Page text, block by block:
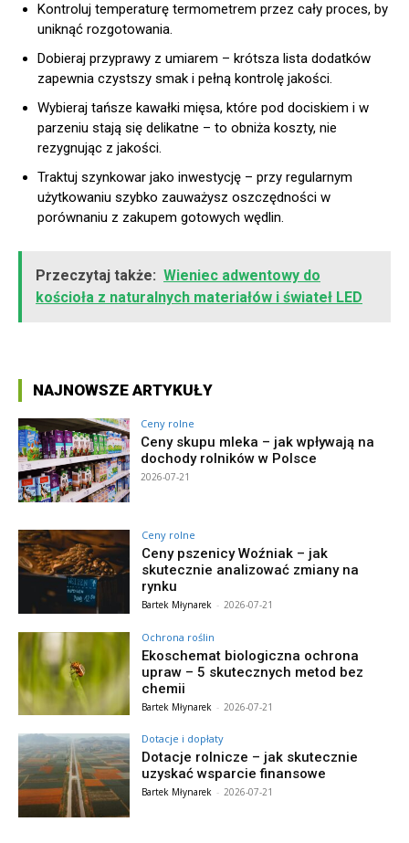
Kontroluj temperaturę termometrem przez cały proces, by
uniknąć rozgotowania.
Dobieraj przyprawy z umiarem – krótsza lista dodatków
zapewnia czystszy smak i pełną kontrolę jakości.
Wybieraj tańsze kawałki mięsa, które pod dociskiem i w
parzeniu stają się delikatne – to obniża koszty, nie
rezygnując z jakości.
Traktuj szynkowar jako inwestycję – przy regularnym
użytkowaniu szybko zauważysz oszczędności w
porównaniu z zakupem gotowych wędlin.
Przeczytaj także: Wieniec adwentowy do
kościoła z naturalnych materiałów i świateł LED
NAJNOWSZE ARTYKUŁY
Ceny rolne
Ceny skupu mleka – jak wpływają na
dochody rolników w Polsce
2026-07-21
Ceny rolne
Ceny pszenicy Woźniak – jak
skutecznie analizować zmiany na
rynku
Bartek Młynarek - 2026-07-21
Ochrona roślin
Ekoschemat biologiczna ochrona
upraw – 5 skutecznych metod bez
chemii
Bartek Młynarek - 2026-07-21
Dotacje i dopłaty
Dotacje rolnicze – jak skutecznie
uzyskać wsparcie finansowe
Bartek Młynarek - 2026-07-21